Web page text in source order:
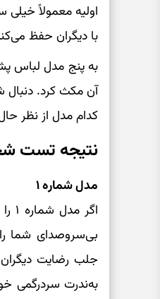
اولیه معمولاً
با دیگران حفظ
به پنج مدل لباس
آن مکث کرد.
کدام مدل از نظر
نتیجه تست
مدل شماره ۱
بی‌سروصدای شما
جلب رضایت
به‌ندرت سردرگمی